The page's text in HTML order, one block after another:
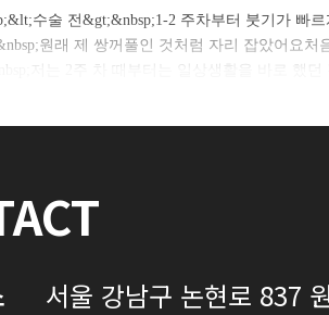
수술 전&gt;&nbsp;1-2 주차부터 붓기가 빠
원래 제 쌍꺼풀인 것처럼 자리 잡았어요
저는 2주 차 때부터는 일상생활을 바로 했
서울 강남구 논현로 837